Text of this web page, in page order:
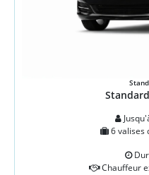
6 valises
Chauffeur